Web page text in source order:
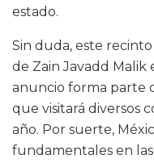
estado.
Sin duda, este
de Zain Javadd Malik
anuncio forma parte
que visitará diversos
año. Por suerte,
fundamentales en las